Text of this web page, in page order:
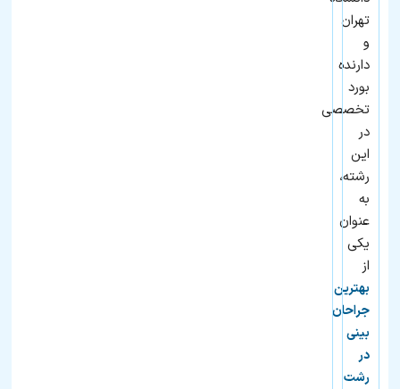
تهران
و
دارنده
بورد
تخصصی
در
این
رشته،
به
عنوان
یکی
از
بهترین
جراحان
بینی
در
رشت